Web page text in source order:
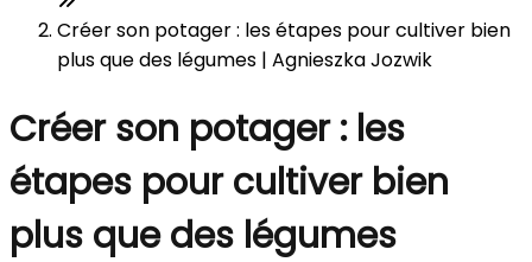
Créer son potager : les étapes pour cultiver bien
plus que des légumes | Agnieszka Jozwik
Créer son potager : les
étapes pour cultiver bien
plus que des légumes